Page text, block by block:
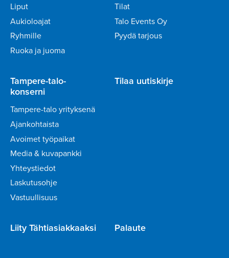
Liput
Aukioloajat
Ryhmille
Ruoka ja juoma
Tilat
Talo Events Oy
Pyydä tarjous
Tampere-talo-
konserni
Tampere-talo yrityksenä
Ajankohtaista
Avoimet työpaikat
Media & kuvapankki
Yhteystiedot
Laskutusohje
Vastuullisuus
Tilaa uutiskirje
Liity Tähtiasiakkaaksi Palaute